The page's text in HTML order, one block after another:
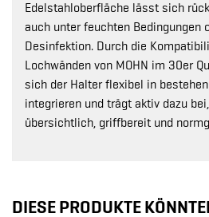
Edelstahloberfläche lässt sich
auch unter feuchten Bedingungen
Desinfektion. Durch die
Lochwänden von MOHN im 30er
sich der Halter flexibel in
integrieren und trägt aktiv dazu
übersichtlich, griffbereit und
DIESE PRODUKTE